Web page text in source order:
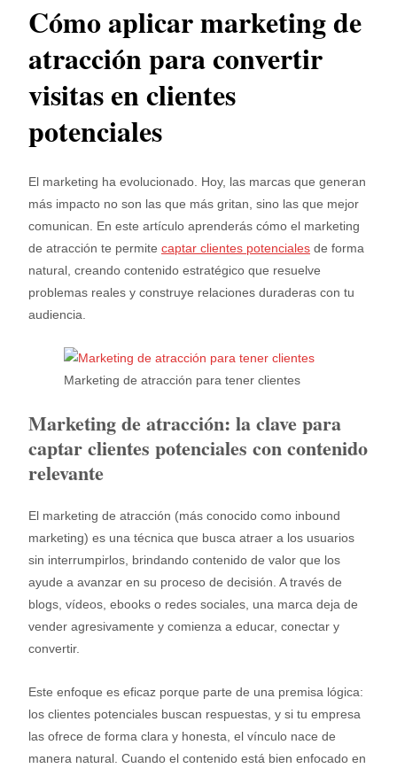
Cómo aplicar marketing de
atracción para convertir
visitas en clientes
potenciales
El marketing ha evolucionado. Hoy, las marcas que generan
más impacto no son las que más gritan, sino las que mejor
comunican. En este artículo aprenderás cómo el marketing
de atracción te permite captar clientes potenciales de forma
natural, creando contenido estratégico que resuelve
problemas reales y construye relaciones duraderas con tu
audiencia.
Marketing de atracción para tener clientes
Marketing de atracción: la clave para
captar clientes potenciales con contenido
relevante
El marketing de atracción (más conocido como inbound
marketing) es una técnica que busca atraer a los usuarios
sin interrumpirlos, brindando contenido de valor que los
ayude a avanzar en su proceso de decisión. A través de
blogs, vídeos, ebooks o redes sociales, una marca deja de
vender agresivamente y comienza a educar, conectar y
convertir.
Este enfoque es eficaz porque parte de una premisa lógica:
los clientes potenciales buscan respuestas, y si tu empresa
las ofrece de forma clara y honesta, el vínculo nace de
manera natural. Cuando el contenido está bien enfocado en